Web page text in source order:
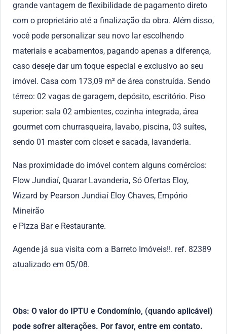
grande vantagem de flexibilidade de pagamento direto
com o proprietário até a finalização da obra. Além disso,
você pode personalizar seu novo lar escolhendo
materiais e acabamentos, pagando apenas a diferença,
caso deseje dar um toque especial e exclusivo ao seu
imóvel. Casa com 173,09 m² de área construída. Sendo
térreo: 02 vagas de garagem, depósito, escritório. Piso
superior: sala 02 ambientes, cozinha integrada, área
gourmet com churrasqueira, lavabo, piscina, 03 suítes,
sendo 01 master com closet e sacada, lavanderia.
Nas proximidade do imóvel contem alguns comércios:
Flow Jundiaí, Quarar Lavanderia, Só Ofertas Eloy,
Wizard by Pearson Jundiaí Eloy Chaves, Empório
Mineirão
e Pizza Bar e Restaurante.
Agende já sua visita com a Barreto Imóveis!!. ref. 82389
atualizado em 05/08.
Obs: O valor do IPTU e Condomínio, (quando aplicável)
pode sofrer alterações. Por favor, entre em contato.